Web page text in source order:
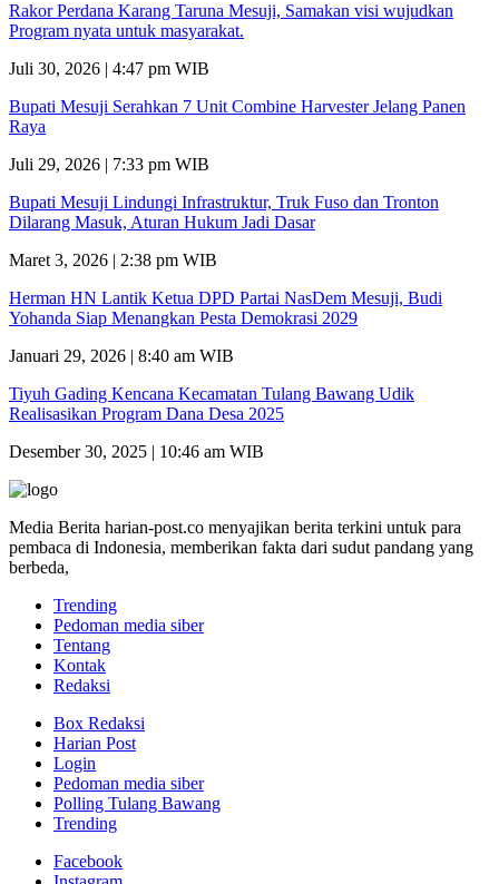
Rakor Perdana Karang Taruna Mesuji, Samakan visi wujudkan
Program nyata untuk masyarakat.
Juli 30, 2026 | 4:47 pm WIB
Bupati Mesuji Serahkan 7 Unit Combine Harvester Jelang Panen
Raya
Juli 29, 2026 | 7:33 pm WIB
Bupati Mesuji Lindungi Infrastruktur, Truk Fuso dan Tronton
Dilarang Masuk, Aturan Hukum Jadi Dasar
Maret 3, 2026 | 2:38 pm WIB
Herman HN Lantik Ketua DPD Partai NasDem Mesuji, Budi
Yohanda Siap Menangkan Pesta Demokrasi 2029
Januari 29, 2026 | 8:40 am WIB
Tiyuh Gading Kencana Kecamatan Tulang Bawang Udik
Realisasikan Program Dana Desa 2025
Desember 30, 2025 | 10:46 am WIB
Media Berita harian-post.co menyajikan berita terkini untuk para
pembaca di Indonesia, memberikan fakta dari sudut pandang yang
berbeda,
Trending
Pedoman media siber
Tentang
Kontak
Redaksi
Box Redaksi
Harian Post
Login
Pedoman media siber
Polling Tulang Bawang
Trending
Facebook